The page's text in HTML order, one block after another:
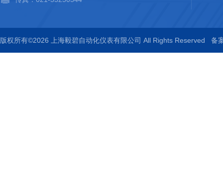
版权所有©2026 上海毅碧自动化仪表有限公司 All Rights Reserved 备